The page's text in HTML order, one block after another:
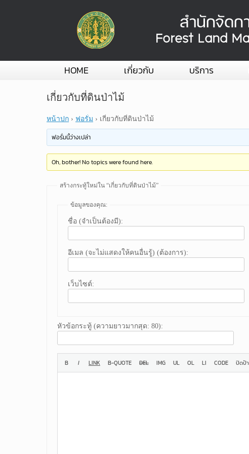
HOME เกี่ยวกับ บริการ
เกี่ยวกับที่ดินป่าไม้
หน้าปก › ฟอรั่ม › เกี่ยวกับที่ดินป่าไม้
ฟอรั่มนี้ว่างเปล่า
Oh, bother! No topics were found here.
สร้างกระทู้ใหม่ใน “เกี่ยวกับที่ดินป่าไม้”
ข้อมูลของคุณ:
ชื่อ (จำเป็นต้องมี):
อีเมล (จะไม่แสดงให้คนอื่นรู้) (ต้องการ):
เว็บไซต์:
หัวข้อกระทู้ (ความยาวมากสุด: 80):